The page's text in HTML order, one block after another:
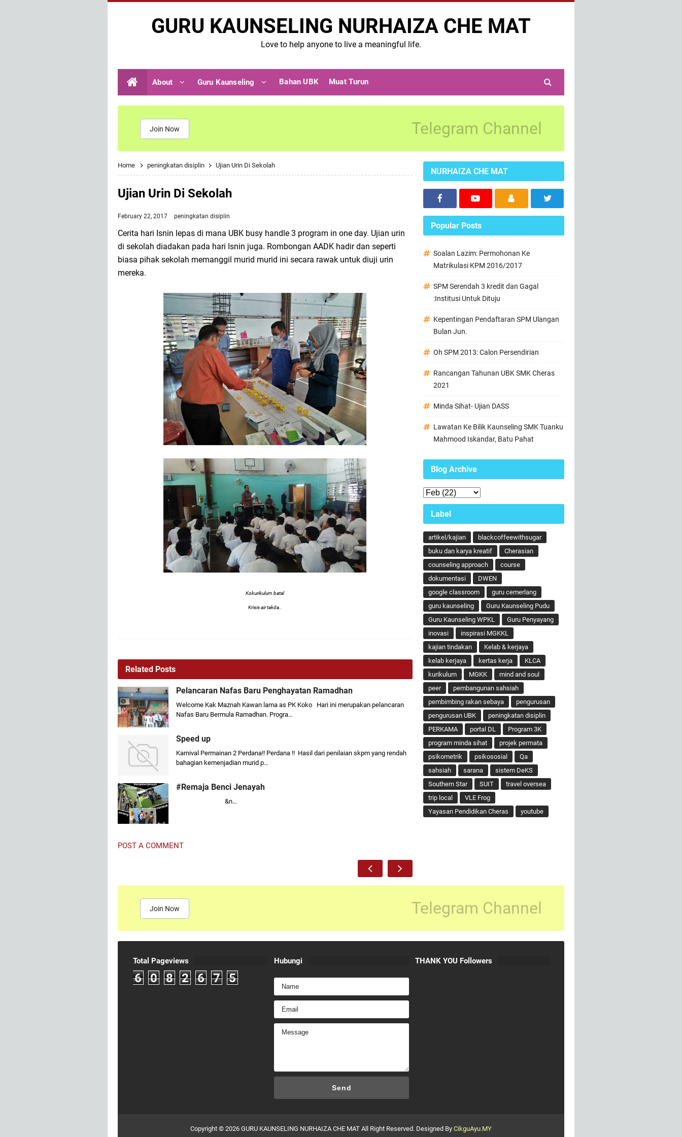
GURU KAUNSELING NURHAIZA CHE MAT
Love to help anyone to live a meaningful life.
About Guru Kaunseling Bahan UBK Muat Turun
Join Now Telegram Channel
Home peningkatan disiplin Ujian Urin Di Sekolah
Ujian Urin Di Sekolah
February 22, 2017 peningkatan disiplin
Cerita hari Isnin lepas di mana UBK busy handle 3 program in one day. Ujian urin
di sekolah diadakan pada hari Isnin juga. Rombongan AADK hadir dan seperti
biasa pihak sekolah memanggil murid murid ini secara rawak untuk diuji urin
mereka.
Kokurikulum batal
Krisis air takda..
Related Posts
Pelancaran Nafas Baru Penghayatan Ramadhan
Welcome Kak Maznah Kawan lama as PK Koko Hari ini merupakan pelancaran
Nafas Baru Bermula Ramadhan. Progra…
Speed up
Karnival Permainan 2 Perdana!! Perdana !! Hasil dari penilaian skpm yang rendah
bahagian kemenjadian murid p…
#Remaja Benci Jenayah
&n…
POST A COMMENT
NURHAIZA CHE MAT
Popular Posts
Soalan Lazim: Permohonan Ke
Matrikulasi KPM 2016/2017
SPM Serendah 3 kredit dan Gagal
:Institusi Untuk Dituju
Kepentingan Pendaftaran SPM Ulangan
Bulan Jun.
Oh SPM 2013: Calon Persendirian
Rancangan Tahunan UBK SMK Cheras
2021
Minda Sihat- Ujian DASS
Lawatan Ke Bilik Kaunseling SMK Tuanku
Mahmood Iskandar, Batu Pahat
Blog Archive
Label
artikel/kajian
blackcoffeewithsugar
buku dan karya kreatif
Cherasian
counseling approach
course
dokumentasi
DWEN
google classroom
guru cemerlang
guru kaunseling
Guru Kaunseling Pudu
Guru Kaunseling WPKL
Guru Penyayang
inovasi
inspirasi MGKKL
kajian tindakan
Kelab & kerjaya
kelab kerjaya
kertas kerja
KLCA
kurikulum
MGKK
mind and soul
peer
pembangunan sahsiah
pembimbing rakan sebaya
pengurusan
pengurusan UBK
peningkatan disiplin
PERKAMA
portal DL
Program 3K
program minda sihat
projek permata
psikometrik
psikososial
Qa
sahsiah
sarana
sistem DeKS
Southern Star
SUIT
travel oversea
trip local
VLE Frog
Yayasan Pendidikan Cheras
youtube
Join Now Telegram Channel
Total Pageviews
6 0 8 2 6 7 5
Hubungi THANK YOU Followers
Copyright © 2026 GURU KAUNSELING NURHAIZA CHE MAT All Right Reserved. Designed By CikguAyu.MY